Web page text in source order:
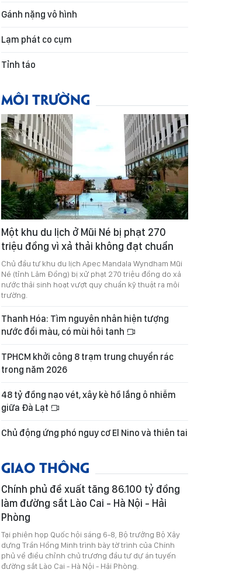
Gánh nặng vô hình
Lạm phát co cụm
Tỉnh táo
MÔI TRƯỜNG
Một khu du lịch ở Mũi Né bị phạt 270
triệu đồng vì xả thải không đạt chuẩn
Chủ đầu tư khu du lịch Apec Mandala Wyndham Mũi
Né (tỉnh Lâm Đồng) bị xử phạt 270 triệu đồng do xả
nước thải sinh hoạt vượt quy chuẩn kỹ thuật ra môi
trường.
Thanh Hóa: Tìm nguyên nhân hiện tượng
nước đổi màu, có mùi hôi tanh
TPHCM khởi công 8 trạm trung chuyển rác
trong năm 2026
48 tỷ đồng nạo vét, xây kè hồ lắng ô nhiễm
giữa Đà Lạt
Chủ động ứng phó nguy cơ El Nino và thiên tai
GIAO THÔNG
Chính phủ đề xuất tăng 86.100 tỷ đồng
làm đường sắt Lào Cai - Hà Nội - Hải
Phòng
Tại phiên họp Quốc hội sáng 6-8, Bộ trưởng Bộ Xây
dựng Trần Hồng Minh trình bày tờ trình của Chính
phủ về điều chỉnh chủ trương đầu tư dự án tuyến
đường sắt Lào Cai - Hà Nội - Hải Phòng.